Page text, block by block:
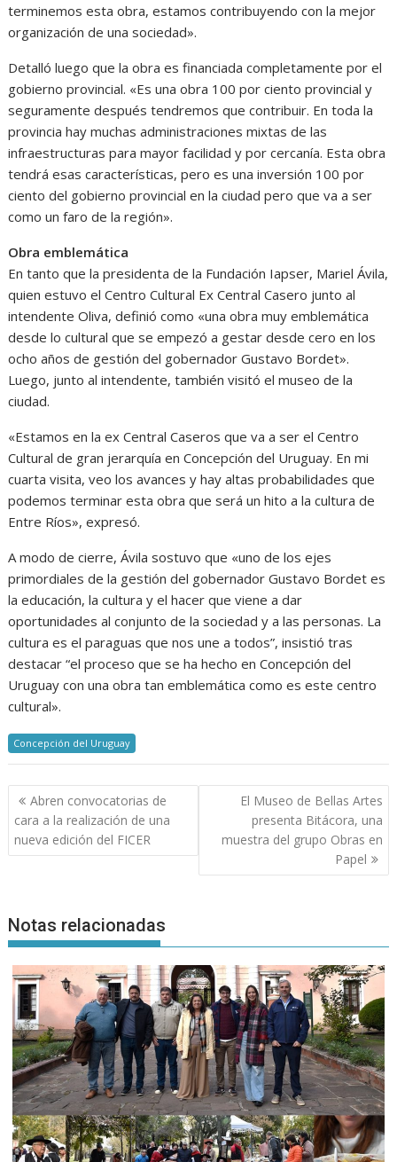
terminemos esta obra, estamos contribuyendo con la mejor
organización de una sociedad».
Detalló luego que la obra es financiada completamente por el
gobierno provincial. «Es una obra 100 por ciento provincial y
seguramente después tendremos que contribuir. En toda la
provincia hay muchas administraciones mixtas de las
infraestructuras para mayor facilidad y por cercanía. Esta obra
tendrá esas características, pero es una inversión 100 por
ciento del gobierno provincial en la ciudad pero que va a ser
como un faro de la región».
Obra emblemática
En tanto que la presidenta de la Fundación Iapser, Mariel Ávila,
quien estuvo el Centro Cultural Ex Central Casero junto al
intendente Oliva, definió como «una obra muy emblemática
desde lo cultural que se empezó a gestar desde cero en los
ocho años de gestión del gobernador Gustavo Bordet».
Luego, junto al intendente, también visitó el museo de la
ciudad.
«Estamos en la ex Central Caseros que va a ser el Centro
Cultural de gran jerarquía en Concepción del Uruguay. En mi
cuarta visita, veo los avances y hay altas probabilidades que
podemos terminar esta obra que será un hito a la cultura de
Entre Ríos», expresó.
A modo de cierre, Ávila sostuvo que «uno de los ejes
primordiales de la gestión del gobernador Gustavo Bordet es
la educación, la cultura y el hacer que viene a dar
oportunidades al conjunto de la sociedad y a las personas. La
cultura es el paraguas que nos une a todos”, insistió tras
destacar “el proceso que se ha hecho en Concepción del
Uruguay con una obra tan emblemática como es este centro
cultural».
Concepción del Uruguay
Navegación
de
entradas
Abren convocatorias de
cara a la realización de una
nueva edición del FICER
El Museo de Bellas Artes
presenta Bitácora, una
muestra del grupo Obras en
Papel
Notas relacionadas